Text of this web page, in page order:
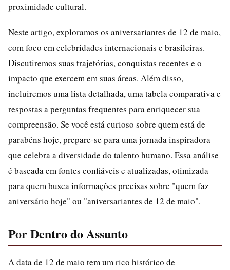
proximidade cultural.
Neste artigo, exploramos os aniversariantes de 12 de maio,
com foco em celebridades internacionais e brasileiras.
Discutiremos suas trajetórias, conquistas recentes e o
impacto que exercem em suas áreas. Além disso,
incluiremos uma lista detalhada, uma tabela comparativa e
respostas a perguntas frequentes para enriquecer sua
compreensão. Se você está curioso sobre quem está de
parabéns hoje, prepare-se para uma jornada inspiradora
que celebra a diversidade do talento humano. Essa análise
é baseada em fontes confiáveis e atualizadas, otimizada
para quem busca informações precisas sobre "quem faz
aniversário hoje" ou "aniversariantes de 12 de maio".
Por Dentro do Assunto
A data de 12 de maio tem um rico histórico de